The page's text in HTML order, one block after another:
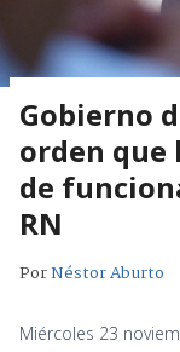
Gobierno
orden
de
RN
PorNéstor Aburto
Miércoles 23